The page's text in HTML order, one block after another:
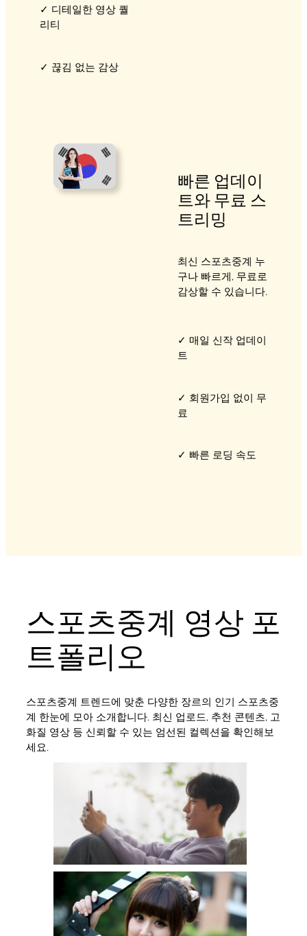
✓ 디테일한 영상 퀄
리티
✓ 끊김 없는 감상
빠른 업데이
트와 무료 스
트리밍
최신 스포츠중계 누
구나 빠르게, 무료로
감상할 수 있습니다.
✓ 매일 신작 업데이
트
✓ 회원가입 없이 무
료
✓ 빠른 로딩 속도
스포츠중계 영상 포
트폴리오
스포츠중계 트렌드에 맞춘 다양한 장르의 인기 스포츠중
계 한눈에 모아 소개합니다. 최신 업로드, 추천 콘텐츠, 고
화질 영상 등 신뢰할 수 있는 엄선된 컬렉션을 확인해보
세요.